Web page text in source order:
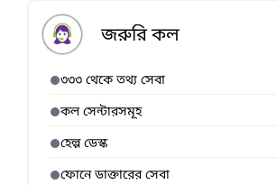
জরুরি কল
৩৩৩ থেকে তথ্য সেবা
কল সেন্টারসমূহ
হেল্প ডেস্ক
ফোনে ডাক্তারের সেবা